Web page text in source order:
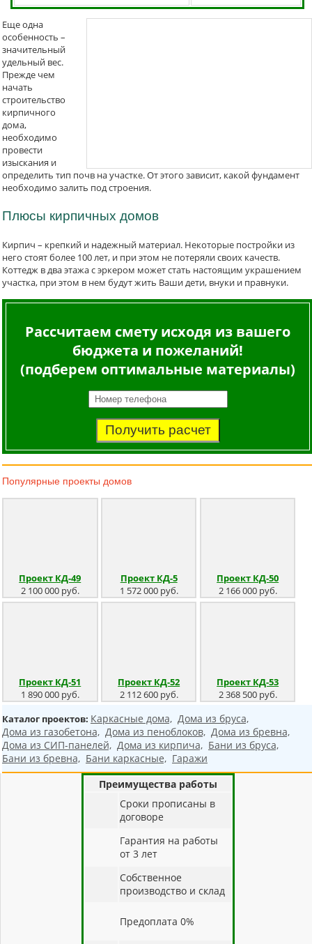
Еще одна
особенность –
значительный
удельный вес.
Прежде чем
начать
строительство
кирпичного
дома,
необходимо
провести
изыскания и
определить тип почв на участке. От этого зависит, какой фундамент
необходимо залить под строения.
Плюсы кирпичных домов
Кирпич – крепкий и надежный материал. Некоторые постройки из
него стоят более 100 лет, и при этом не потеряли своих качеств.
Коттедж в два этажа с эркером может стать настоящим украшением
участка, при этом в нем будут жить Ваши дети, внуки и правнуки.
Рассчитаем смету исходя из вашего
бюджета и пожеланий!
(подберем оптимальные материалы)
Получить расчет
Популярные проекты домов
Проект КД-49
2 100 000 руб.
Проект КД-5
1 572 000 руб.
Проект КД-50
2 166 000 руб.
Проект КД-51
1 890 000 руб.
Проект КД-52
2 112 600 руб.
Проект КД-53
2 368 500 руб.
Каталог проектов: Каркасные дома, Дома из бруса,
Дома из газобетона, Дома из пеноблоков, Дома из бревна,
Дома из СИП-панелей, Дома из кирпича, Бани из бруса,
Бани из бревна, Бани каркасные, Гаражи
Преимущества работы
Cроки прописаны в
договоре
Гарантия на работы
от 3 лет
Собственное
производство и склад
Предоплата 0%